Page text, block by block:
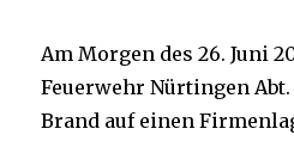
Am Morgen des 26. Juni
Feuerwehr Nürtingen
Brand auf einen